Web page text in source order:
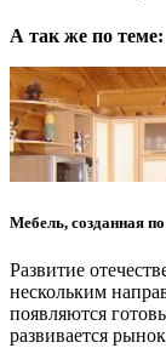
А так же по теме:
Мебель, созданная
Развитие
нескольким
появляются
развивается